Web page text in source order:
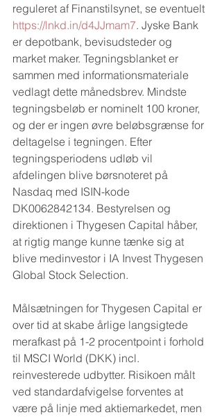
reguleret af Finanstilsynet, se eventuelt
https://lnkd.in/d4JJmam7. Jyske Bank
er depotbank, bevisudsteder og
market maker. Tegningsblanket er
sammen med informationsmateriale
vedlagt dette månedsbrev. Mindste
tegningsbeløb er nominelt 100 kroner,
og der er ingen øvre beløbsgrænse for
deltagelse i tegningen. Efter
tegningsperiodens udløb vil
afdelingen blive børsnoteret på
Nasdaq med ISIN-kode
DK0062842134. Bestyrelsen og
direktionen i Thygesen Capital håber,
at rigtig mange kunne tænke sig at
blive medinvestor i IA Invest Thygesen
Global Stock Selection.
Målsætningen for Thygesen Capital er
over tid at skabe årlige langsigtede
merafkast på 1-2 procentpoint i forhold
til MSCI World (DKK) incl.
reinvesterede udbytter. Risikoen målt
ved standardafvigelse forventes at
være på linje med aktiemarkedet, men